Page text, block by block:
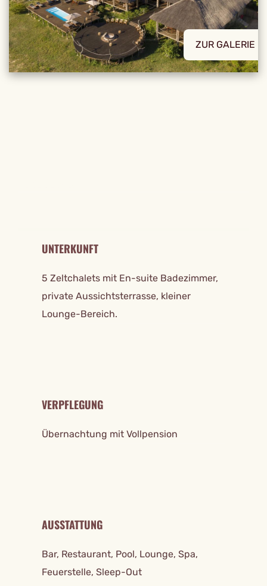
ZUR GALERIE
UNTERKUNFT
5 Zeltchalets mit En-suite Badezimmer,
private Aussichtsterrasse, kleiner
Lounge-Bereich.
VERPFLEGUNG
Übernachtung mit Vollpension
AUSSTATTUNG
Bar, Restaurant, Pool, Lounge, Spa,
Feuerstelle, Sleep-Out